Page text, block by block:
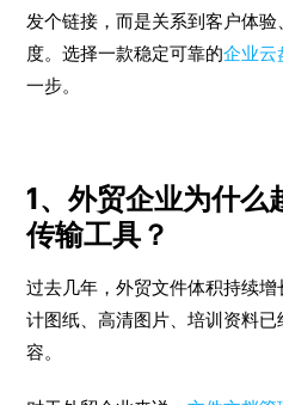
发个链接，而是关系到客户体
度。选择一款稳定可靠的企业云
一步。
1、外贸企业为什么
传输工具？
过去几年，外贸文件体积持续
计图纸、高清图片、培训资料
容。